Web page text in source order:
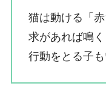
猫は動ける「
求があれば鳴
行動をとる子も